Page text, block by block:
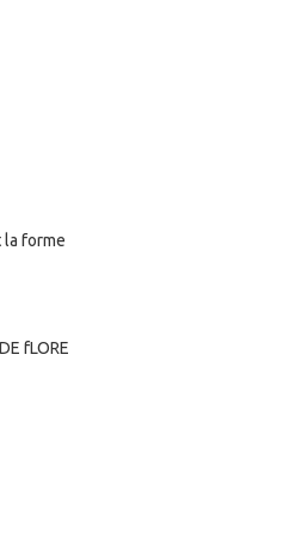
la forme
fLORE